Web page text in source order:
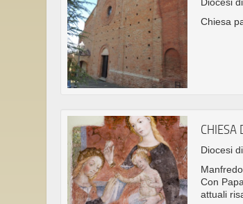
Chiesa
CHIESA
Diocesi
Con
attuali